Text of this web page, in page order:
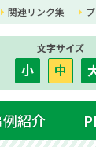
関連リンク集
文字サイズ
小 中
紹介